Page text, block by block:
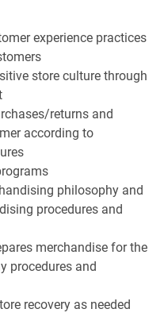
experience practices
store culture through
returns and
according to
philosophy and
procedures and
merchandise for the
procedures and
recovery as needed